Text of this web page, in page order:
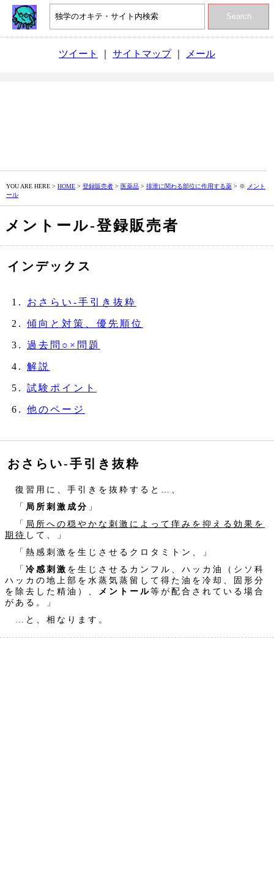
Search
ツイート サイトマップ｜ メール
YOU ARE HERE > HOME > 登録販売者 > 医薬品 > 排泄に関わる部位に作用する薬 > ※
メント
ール
メントール‐登録販売者
インデックス
おさらい‐手引き抜粋
傾向と対策、優先順位
過去問○×問題
解説
試験ポイント
他のページ
おさらい‐手引き抜粋
復習用に、手引きを抜粋すると…、
「 局所刺激成分 」
「 局所への穏やかな刺激によって痒みを抑える効果を
期待 して、」
「熱感刺激を生じさせるクロタミトン、」
「 冷感刺激 を生じさせるカンフル、ハッカ油（シソ科
ハッカの地上部を水蒸気蒸留して得た油を冷却、固形分
を除去した精油）、
メントール等が配合されている場合
がある。」
…と、相なります。